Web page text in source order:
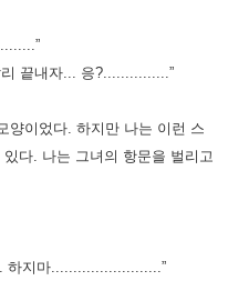
끝내자... 응?...............”
양이었다. 하지만 나는 이런 스
다. 나는 그녀의 항문을 벌리고
하지마.........................”